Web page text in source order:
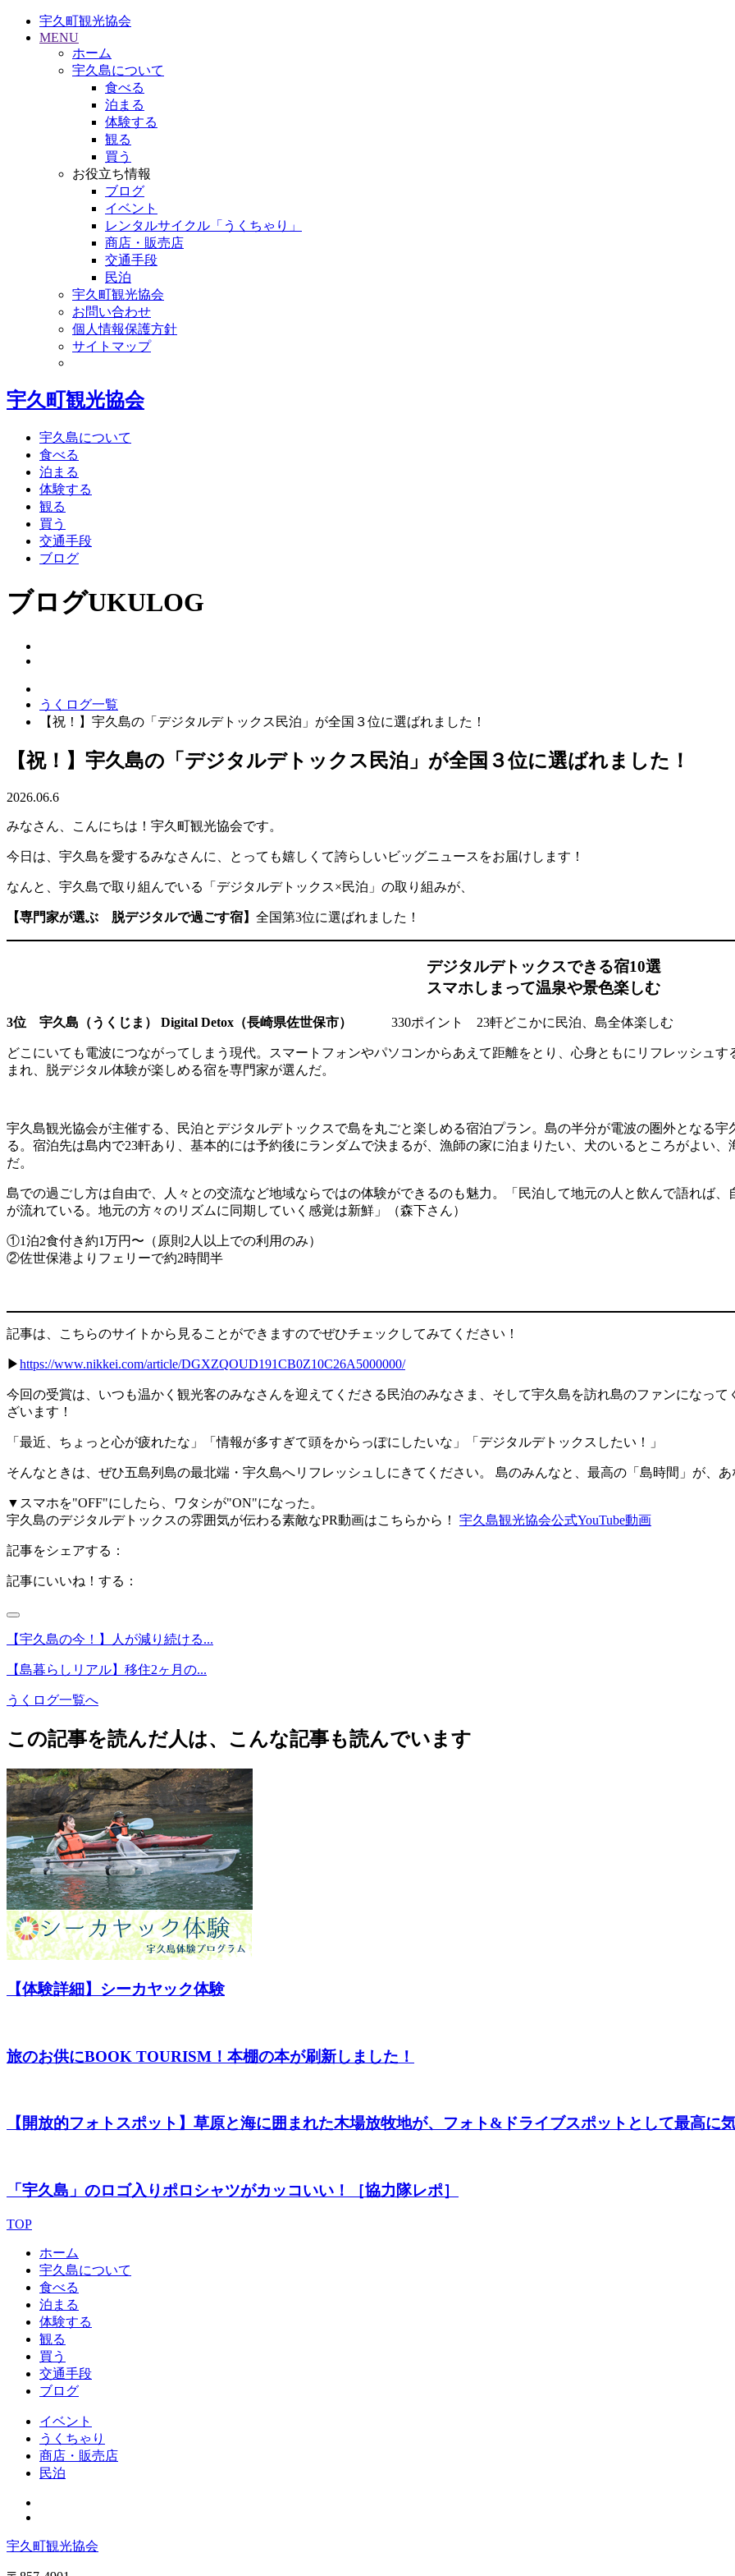
宇久町観光協会
MENU
ホーム
宇久島について
食べる
泊まる
体験する
観る
買う
お役立ち情報
ブログ
イベント
レンタルサイクル「うくちゃり」
商店・販売店
交通手段
民泊
宇久町観光協会
お問い合わせ
個人情報保護方針
サイトマップ
宇久町観光協会
宇久島について
食べる
泊まる
体験する
観る
買う
交通手段
ブログ
ブログUKULOG
うくログ一覧
【祝！】宇久島の「デジタルデトックス民泊」が全国３位に選ばれました！
【祝！】宇久島の「デジタルデトックス民泊」が全国３位に選ばれました！
2026.06.6
みなさん、こんにちは！宇久町観光協会です。
今日は、宇久島を愛するみなさんに、とっても嬉しくて誇らしいビッグニュースをお届けします！
なんと、宇久島で取り組んでいる「デジタルデトックス×民泊」の取り組みが、
【専門家が選ぶ 脱デジタルで過ごす宿】 全国第3位に選ばれました！
デジタルデトックスできる宿10選
スマホしまって温泉や景色楽しむ
3位 宇久島（うくじま） Digital Detox（長崎県佐世保市） 330ポイント 23軒どこかに民泊、島全体楽しむ
どこにいても電波につながってしまう現代。スマートフォンやパソコンからあえて距離をとり、心身ともにリフレッシュ
まれ、脱デジタル体験が楽しめる宿を専門家が選んだ。
宇久島観光協会が主催する、民泊とデジタルデトックスで島を丸ごと楽しめる宿泊プラン。島の半分が電波の圏外となる
る。宿泊先は島内で23軒あり、基本的には予約後にランダムで決まるが、漁師の家に泊まりたい、犬のいるところがよい
だ。
島での過ごし方は自由で、人々との交流など地域ならではの体験ができるのも魅力。「民泊して地元の人と飲んで語れば
が流れている。地元の方々のリズムに同期していく感覚は新鮮」（森下さん）
①1泊2食付き約1万円〜（原則2人以上での利用のみ）
②佐世保港よりフェリーで約2時間半
記事は、こちらのサイトから見ることができますのでぜひチェックしてみてください！
▶https://www.nikkei.com/article/DGXZQOUD191CB0Z10C26A5000000/
今回の受賞は、いつも温かく観光客のみなさんを迎えてくださる民泊のみなさま、そして宇久島を訪れ島のファンになっ
ざいます！
「最近、ちょっと心が疲れたな」「情報が多すぎて頭をからっぽにしたいな」「デジタルデトックスしたい！」
そんなときは、ぜひ五島列島の最北端・宇久島へリフレッシュしにきてください。 島のみんなと、最高の「島時間」が、
▼スマホを"OFF"にしたら、ワタシが"ON"になった。
宇久島のデジタルデトックスの雰囲気が伝わる素敵なPR動画はこちらから！ 宇久島観光協会公式YouTube動画
記事をシェアする：
記事にいいね！する：
【宇久島の今！】人が減り続ける...
【島暮らしリアル】移住2ヶ月の...
うくログ一覧へ
この記事を読んだ人は、こんな記事も読んでいます
【体験詳細】シーカヤック体験
旅のお供にBOOK TOURISM！本棚の本が刷新しました！
【開放的フォトスポット】草原と海に囲まれた木場放牧地が、フォト&ドライブスポットとして最高に
「宇久島」のロゴ入りポロシャツがカッコいい！［協力隊レポ］
TOP
ホーム
宇久島について
食べる
泊まる
体験する
観る
買う
交通手段
ブログ
イベント
うくちゃり
商店・販売店
民泊
宇久町観光協会